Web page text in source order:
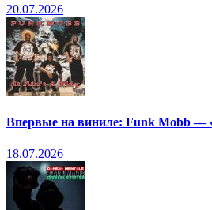
20.07.2026
Впервые на виниле: Funk Mobb —
18.07.2026